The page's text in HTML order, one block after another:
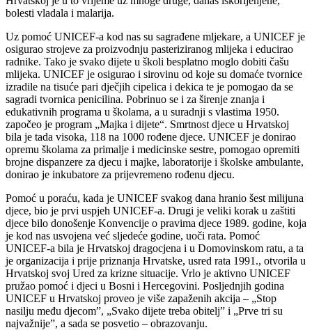
bolesti vladala i malarija.
Uz pomoć UNICEF-a kod nas su sagrađene mljekare, a UNICEF je
osigurao strojeve za proizvodnju pasteriziranog mlijeka i educirao
radnike. Tako je svako dijete u školi besplatno moglo dobiti čašu
mlijeka. UNICEF je osigurao i sirovinu od koje su domaće tvornice
izradile na tisuće pari dječjih cipelica i dekica te je pomogao da se
sagradi tvornica penicilina. Pobrinuo se i za širenje znanja i
edukativnih programa u školama, a u suradnji s vlastima 1950.
započeo je program „Majka i dijete“. Smrtnost djece u Hrvatskoj
bila je tada visoka, 118 na 1000 rođene djece. UNICEF je donirao
opremu školama za primalje i medicinske sestre, pomogao opremiti
brojne dispanzere za djecu i majke, laboratorije i školske ambulante,
donirao je inkubatore za prijevremeno rođenu djecu.
Pomoć u poraću, kada je UNICEF svakog dana hranio šest milijuna
djece, bio je prvi uspjeh UNICEF-a. Drugi je veliki korak u zaštiti
djece bilo donošenje Konvencije o pravima djece 1989. godine, koja
je kod nas usvojena već sljedeće godine, uoči rata. Pomoć
UNICEF-a bila je Hrvatskoj dragocjena i u Domovinskom ratu, a ta
je organizacija i prije priznanja Hrvatske, usred rata 1991., otvorila u
Hrvatskoj svoj Ured za krizne situacije. Vrlo je aktivno UNICEF
pružao pomoć i djeci u Bosni i Hercegovini. Posljednjih godina
UNICEF u Hrvatskoj proveo je više zapaženih akcija – „Stop
nasilju među djecom”, „Svako dijete treba obitelj” i „Prve tri su
najvažnije”, a sada se posvetio – obrazovanju.